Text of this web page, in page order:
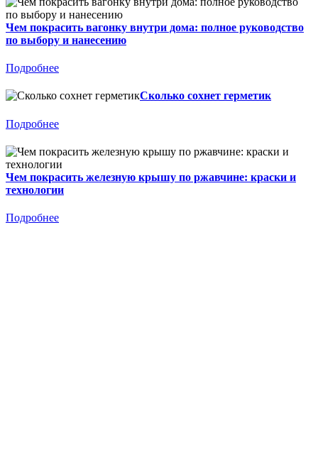
Чем покрасить вагонку внутри дома: полное руководство
по выбору и нанесению
Подробнее
Сколько сохнет герметик
Подробнее
Чем покрасить железную крышу по ржавчине: краски и
технологии
Подробнее